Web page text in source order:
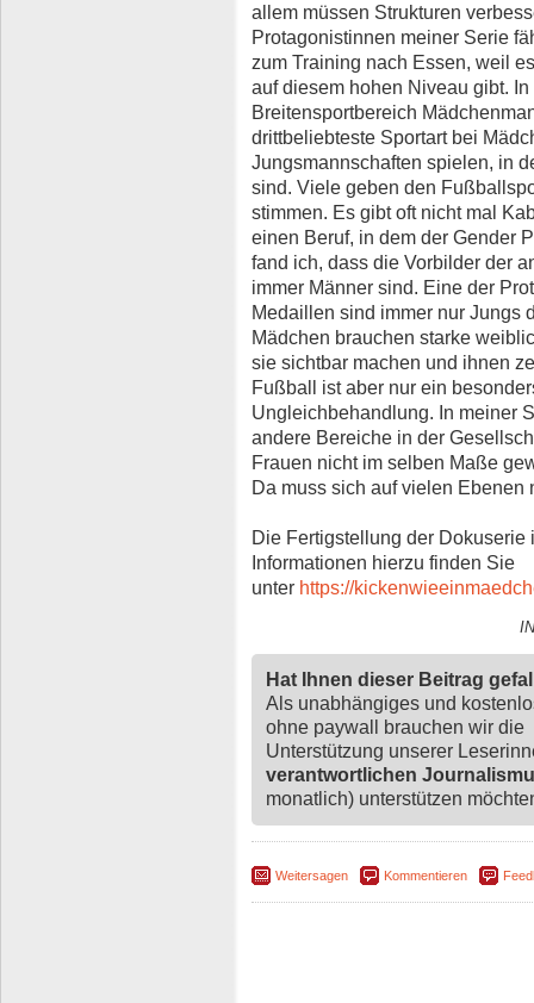
allem müssen Strukturen
Protagonistinnen meiner Serie
zum Training nach Essen, weil
auf diesem hohen Niveau gibt.
Breitensportbereich
drittbeliebteste Sportart bei
Jungsmannschaften spielen, in
sind. Viele geben den
stimmen. Es gibt oft nicht mal
einen Beruf, in dem der Gender
fand ich, dass die Vorbilder der
immer Männer sind. Eine der
Medaillen sind immer nur Jungs
Mädchen brauchen starke
sie sichtbar machen und ihnen
Fußball ist aber nur ein
Ungleichbehandlung. In meiner
andere Bereiche in der
Frauen nicht im selben Maße
Da muss sich auf vielen Ebenen
Die Fertigstellung der
Informationen hierzu finden Sie
unter https://
Hat Ihnen dieser Beitrag
Als unabhängiges und
ohne paywall brauchen wir die
Unterstützung unserer
verantwortlichen
monatlich) unterstützen
Weitersagen Kommentieren